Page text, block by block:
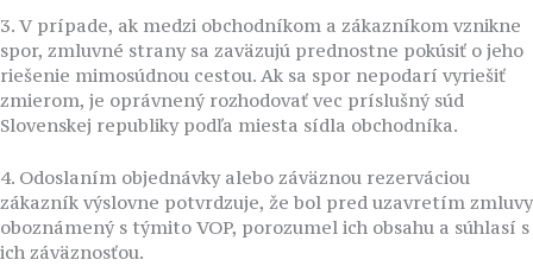
3. V prípade, ak medzi obchodníkom a zákazníkom vznikne
spor, zmluvné strany sa zaväzujú prednostne pokúsiť o jeho
riešenie mimosúdnou cestou. Ak sa spor nepodarí vyriešiť
zmierom, je oprávnený rozhodovať vec príslušný súd
Slovenskej republiky podľa miesta sídla obchodníka.
4. Odoslaním objednávky alebo záväznou rezerváciou
zákazník výslovne potvrdzuje, že bol pred uzavretím zmluvy
oboznámený s týmito VOP, porozumel ich obsahu a súhlasí s
ich záväznosťou.